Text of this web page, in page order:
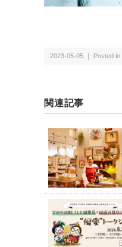
2023-05-05 ｜ Posted in
関連記事